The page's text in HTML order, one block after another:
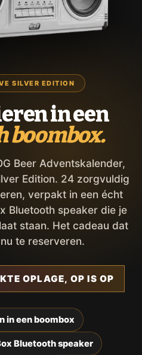
SILVER EDITION
in een
boombox.
Beer Adventskalender,
Edition. 24 zorgvuldig
verpakt in een écht
Bluetooth speaker die je
staan. Het cadeau dat
te reserveren.
OPLAGE, OP IS OP
in een boombox
Bluetooth speaker